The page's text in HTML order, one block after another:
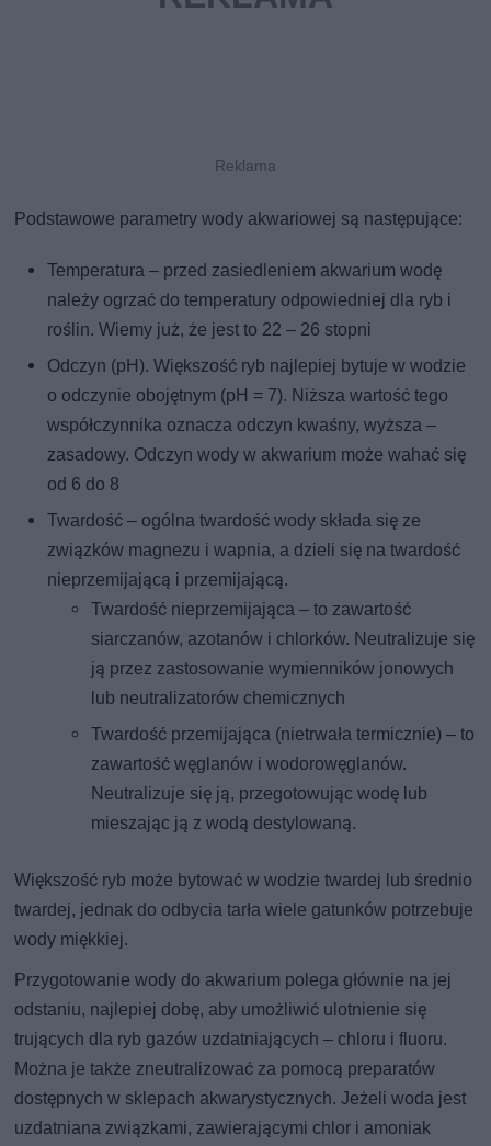
Podstawowe parametry wody akwariowej są następujące:
Temperatura – przed zasiedleniem akwarium wodę
należy ogrzać do temperatury odpowiedniej dla ryb i
roślin. Wiemy już, że jest to 22 – 26 stopni
Odczyn (pH). Większość ryb najlepiej bytuje w wodzie
o odczynie obojętnym (pH = 7). Niższa wartość tego
współczynnika oznacza odczyn kwaśny, wyższa –
zasadowy. Odczyn wody w akwarium może wahać się
od 6 do 8
Twardość – ogólna twardość wody składa się ze
związków magnezu i wapnia, a dzieli się na twardość
nieprzemijającą i przemijającą.
Twardość nieprzemijająca – to zawartość
siarczanów, azotanów i chlorków. Neutralizuje się
ją przez zastosowanie wymienników jonowych
lub neutralizatorów chemicznych
Twardość przemijająca (nietrwała termicznie) – to
zawartość węglanów i wodorowęglanów.
Neutralizuje się ją, przegotowując wodę lub
mieszając ją z wodą destylowaną.
Większość ryb może bytować w wodzie twardej lub średnio
twardej, jednak do odbycia tarła wiele gatunków potrzebuje
wody miękkiej.
Przygotowanie wody do akwarium polega głównie na jej
odstaniu, najlepiej dobę, aby umożliwić ulotnienie się
trujących dla ryb gazów uzdatniających – chloru i fluoru.
Można je także zneutralizować za pomocą preparatów
dostępnych w sklepach akwarystycznych. Jeżeli woda jest
uzdatniana związkami, zawierającymi chlor i amoniak